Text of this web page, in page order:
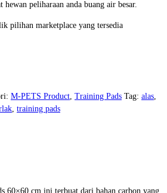
hewan peliharaan anda buang air besar.
pilihan marketplace yang tersedia
M-PETS Product, Training Pads Tag: alas,
, training pads
60×60 cm ini terbuat dari bahan carbon yang